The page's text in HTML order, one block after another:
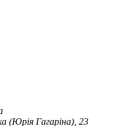
(Юрія Гагаріна), 23